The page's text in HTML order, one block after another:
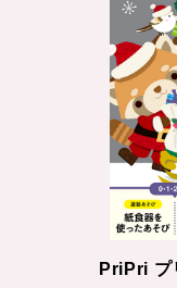
PriPri プ